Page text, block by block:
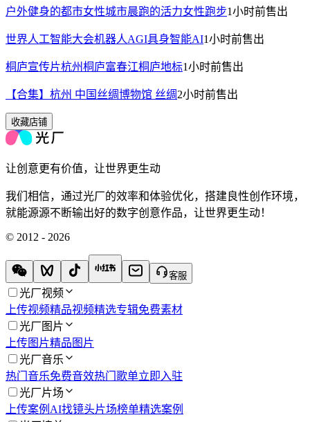
户外健身的都市女性城市晨跑的活力女性跑步1小时前售出
世界人工智能大会机器人AGI具身智能AI1小时前售出
桐庐宣传片杭州桐庐富春江桐庐地标1小时前售出
【合集】杭州 中国丝绸博物馆 丝绸2小时前售出
收藏店铺
让创意更有价值，让世界更生动
我们相信，通过光厂的效率和体验优化，搭建良性创作环境，
就能源源不断输出好的数字创意作品，让世界更生动！
© 2012 - 2026
客服
光厂视频
上传视频精品视频精选专辑免费素材
光厂图片
上传图片精品图片
光厂音乐
热门音乐免费音效热门歌单立即入驻
光厂片场
上传案例 AI找镜头片场榜单精选案例